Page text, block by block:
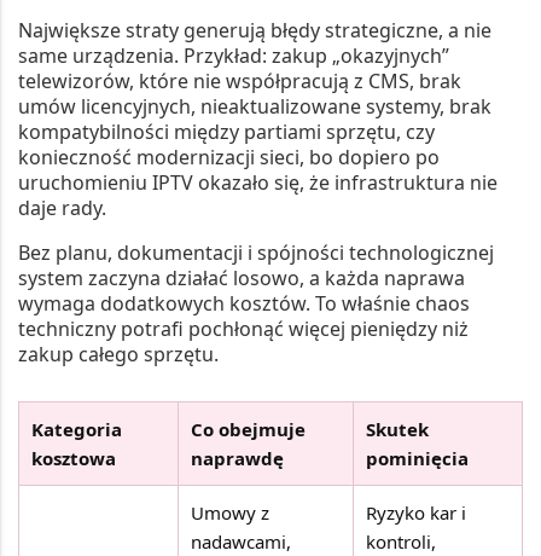
Największe straty generują błędy strategiczne, a nie
same urządzenia. Przykład: zakup „okazyjnych”
telewizorów, które nie współpracują z CMS, brak
umów licencyjnych, nieaktualizowane systemy, brak
kompatybilności między partiami sprzętu, czy
konieczność modernizacji sieci, bo dopiero po
uruchomieniu IPTV okazało się, że infrastruktura nie
daje rady.
Bez planu, dokumentacji i spójności technologicznej
system zaczyna działać losowo, a każda naprawa
wymaga dodatkowych kosztów. To właśnie chaos
techniczny potrafi pochłonąć więcej pieniędzy niż
zakup całego sprzętu.
Kategoria
kosztowa
Co obejmuje
naprawdę
Skutek
pominięcia
Umowy z
nadawcami,
Ryzyko kar i
kontroli,